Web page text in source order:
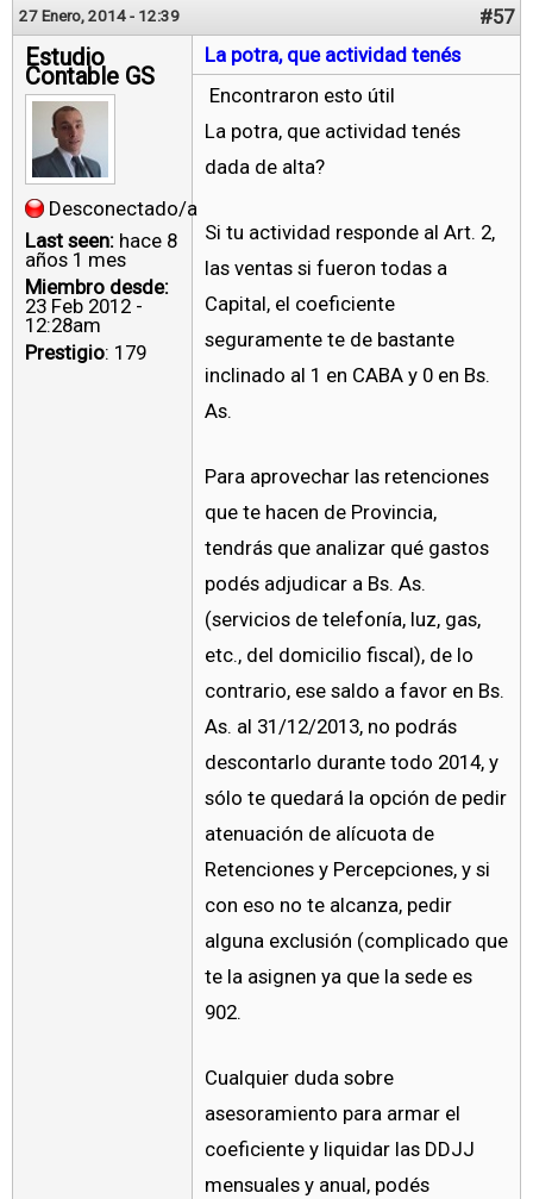
27 Enero, 2014 - 12:39 #57
Estudio
Contable GS
Desconectado/a
Last seen: hace 8
años 1 mes
Miembro desde:
23 Feb 2012 -
12:28am
Prestigio: 179
La potra, que actividad tenés
Encontraron esto útil
La potra, que actividad tenés
dada de alta?
Si tu actividad responde al Art. 2,
las ventas si fueron todas a
Capital, el coeficiente
seguramente te de bastante
inclinado al 1 en CABA y 0 en Bs.
As.
Para aprovechar las retenciones
que te hacen de Provincia,
tendrás que analizar qué gastos
podés adjudicar a Bs. As.
(servicios de telefonía, luz, gas,
etc., del domicilio fiscal), de lo
contrario, ese saldo a favor en Bs.
As. al 31/12/2013, no podrás
descontarlo durante todo 2014, y
sólo te quedará la opción de pedir
atenuación de alícuota de
Retenciones y Percepciones, y si
con eso no te alcanza, pedir
alguna exclusión (complicado que
te la asignen ya que la sede es
902.
Cualquier duda sobre
asesoramiento para armar el
coeficiente y liquidar las DDJJ
mensuales y anual, podés